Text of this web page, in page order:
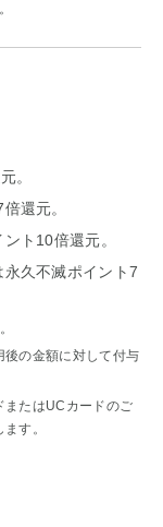
。
還元。
ト10倍還元。
久不滅ポイント7
の金額に対して付与
たはUCカードのご
す。